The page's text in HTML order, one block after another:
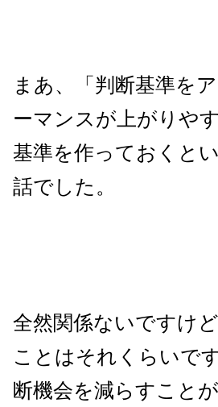
まあ、「判断基準を
ーマンスが上がりや
基準を作っておくと
話でした。
全然関係ないですけ
ことはそれくらいで
断機会を減らすこと